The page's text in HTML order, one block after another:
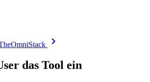
das Tool ein